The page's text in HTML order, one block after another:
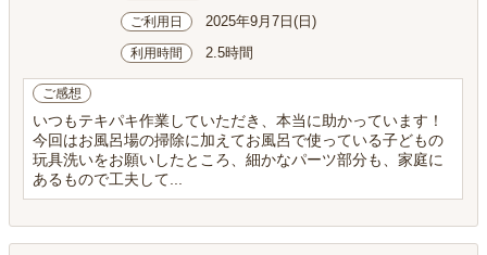
ご利用日 2025年9月7日(日)
利用時間 2.5時間
ご感想
いつもテキパキ作業していただき、本当に助かっています！
今回はお風呂場の掃除に加えてお風呂で使っている子どもの
玩具洗いをお願いしたところ、細かなパーツ部分も、家庭に
あるもので工夫して...